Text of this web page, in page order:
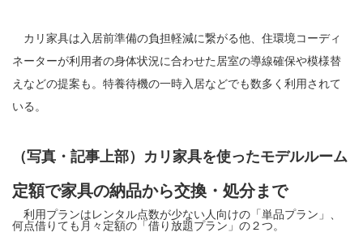
カリ家具は入居前準備の負担軽減に繋がる他、住環境コーディ
ネーターが利用者の身体状況に合わせた居室の導線確保や模様替
えなどの提案も。特養待機の一時入居などでも数多く利用されて
いる。
（写真・記事上部）カリ家具を使ったモデルルーム
定額で家具の納品から交換・処分まで
利用プランはレンタル点数が少ない人向けの「単品プラン」、
何点借りても月々定額の「借り放題プラン」の２つ。